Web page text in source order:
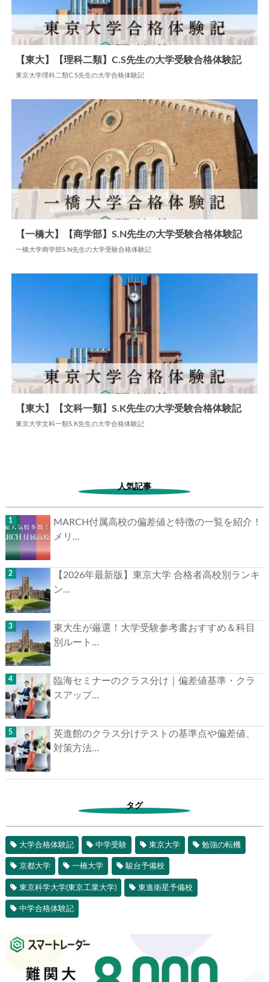
【東大】【理科二類】C.S先生の大学受験合格体験記
東京大学理科二類C.S先生の大学合格体験記
【一橋大】【商学部】S.N先生の大学受験合格体験記
一橋大学商学部S.N先生の大学受験合格体験記
【東大】【文科一類】S.K先生の大学受験合格体験記
東京大学文科一類S.K先生の大学合格体験記
人気記事
MARCH付属高校の偏差値と特徴の一覧を紹介！
メリ...
【2026年最新版】東京大学 合格者高校別ランキ
ン...
東大生が厳選！大学受験参考書おすすめ＆科目
別ルート...
臨海セミナーのクラス分け｜偏差値基準・クラ
スアップ...
英進館のクラス分けテストの基準点や偏差値、
対策方法...
タグ
大学合格体験記 中学受験 東京大学 勉強の転機
京都大学 一橋大学 駿台予備校
東京科学大学(東京工業大学) 東進衛星予備校
中学合格体験記